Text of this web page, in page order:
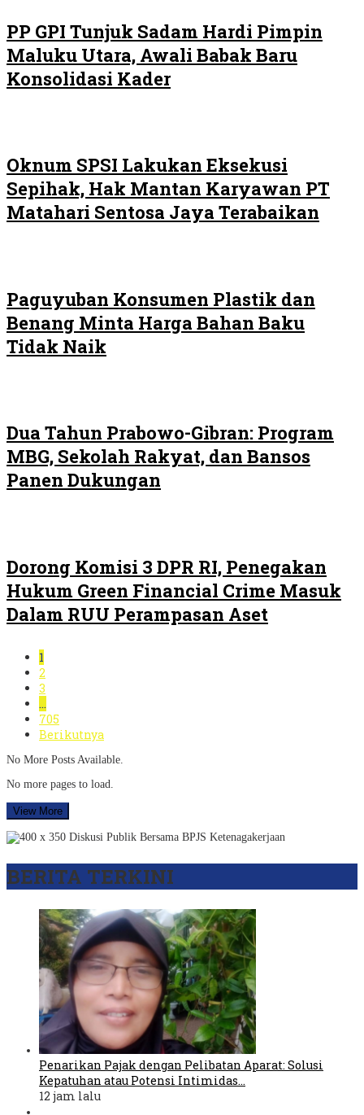
PP GPI Tunjuk Sadam Hardi Pimpin
Maluku Utara, Awali Babak Baru
Konsolidasi Kader
Oknum SPSI Lakukan Eksekusi
Sepihak, Hak Mantan Karyawan PT
Matahari Sentosa Jaya Terabaikan
Paguyuban Konsumen Plastik dan
Benang Minta Harga Bahan Baku
Tidak Naik
Dua Tahun Prabowo-Gibran: Program
MBG, Sekolah Rakyat, dan Bansos
Panen Dukungan
Dorong Komisi 3 DPR RI, Penegakan
Hukum Green Financial Crime Masuk
Dalam RUU Perampasan Aset
1
2
3
…
705
Berikutnya
No More Posts Available.
No more pages to load.
View More
BERITA TERKINI
Penarikan Pajak dengan Pelibatan Aparat: Solusi
Kepatuhan atau Potensi Intimidas…
12 jam lalu